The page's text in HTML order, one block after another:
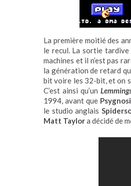
La première moitié des
le recul. La sortie tardive
machines et il n’est pas
la génération de retard
bit voire les 32-bit, et on
C’est ainsi qu’un
1994, avant que
le studio anglais
Matt Taylora décidé de